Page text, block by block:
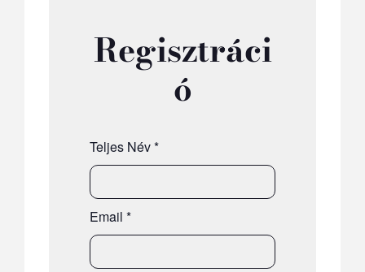
Regisztráci
ó
Teljes Név*
Email *